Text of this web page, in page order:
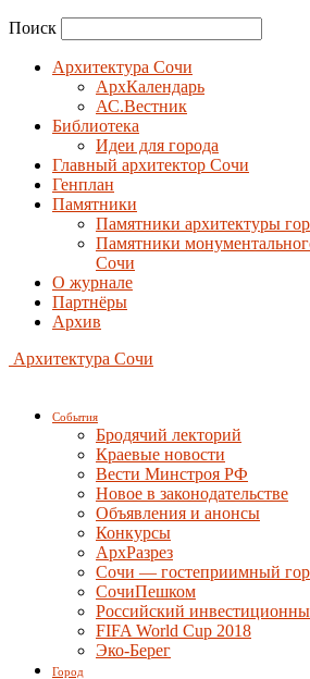
Поиск
Архитектура Сочи
АрхКалендарь
АС.Вестник
Библиотека
Идеи для города
Главный архитектор Сочи
Генплан
Памятники
Памятники архитектуры
Памятники
Сочи
О журнале
Партнёры
Архив
Архитектура Сочи
События
Бродячий лекторий
Краевые новости
Вести Минстроя РФ
Новое в законодательстве
Объявления и анонсы
Конкурсы
АрхРазрез
Сочи — гостеприимный
СочиПешком
Российский
FIFA World Cup 2018
Эко-Берег
Город